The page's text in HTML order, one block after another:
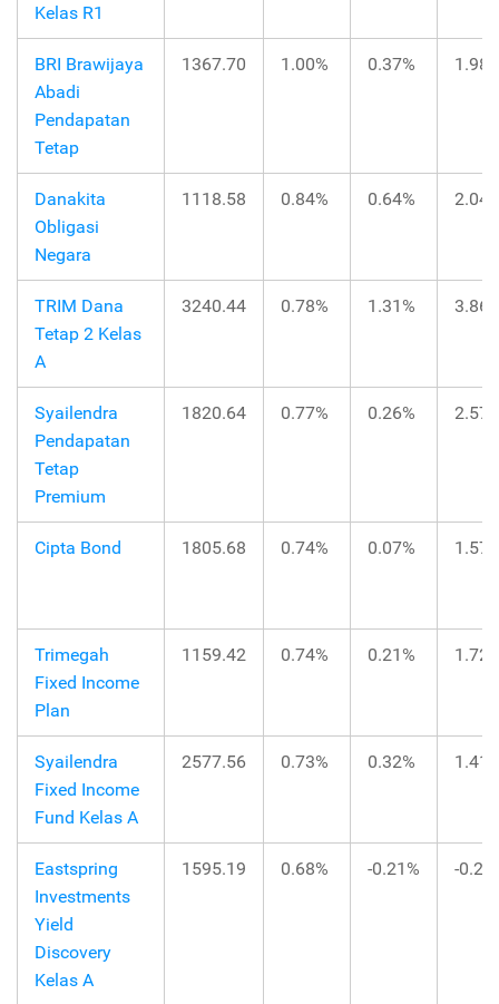
Kelas R1
BRI Brawijaya
Abadi
Pendapatan
Tetap
1367.70 1.00% 0.37%
Danakita
Obligasi
Negara
1118.58 0.84% 0.64%
TRIM Dana
Tetap 2 Kelas
A
3240.44 0.78% 1.31%
Syailendra
Pendapatan
Tetap
Premium
1820.64 0.77% 0.26%
Cipta Bond 1805.68 0.74% 0.07%
Trimegah
Fixed Income
Plan
1159.42 0.74% 0.21%
Syailendra
Fixed Income
Fund Kelas A
2577.56 0.73% 0.32%
Eastspring
Investments
Yield
Discovery
Kelas A
1595.19 0.68% -0.21% -